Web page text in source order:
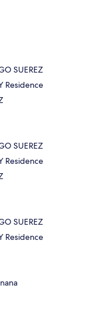
SUEREZ
Residence
SUEREZ
Residence
SUEREZ
Residence